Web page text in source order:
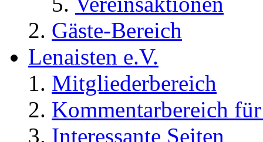
Gäste-Bereich
Lenaisten e.V.
Mitgliederbereich
Kommentarbereich
Interessante Seiten